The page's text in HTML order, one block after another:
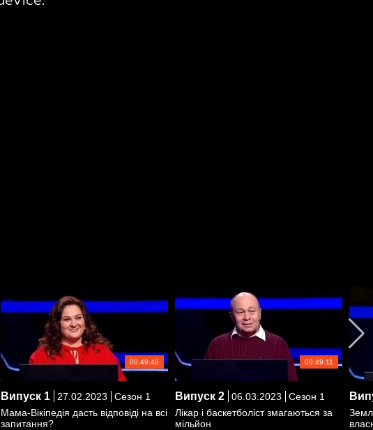
00:49:46
Випуск 1 27.02.2023
Сезон 1
Мама-Вікіпедія дасть відповіді на всі
запитання?
00:49:11
Випуск 2 06.03.2023
Сезон 1
Лікар і баскетболіст змагаються за
мільйон